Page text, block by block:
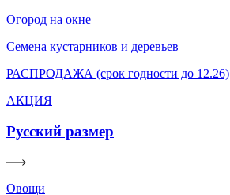
Огород на окне
Семена кустарников и деревьев
РАСПРОДАЖА (срок годности до 12.26)
АКЦИЯ
Русский размер
Овощи